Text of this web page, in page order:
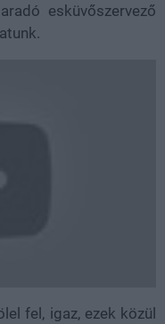
esküvőszervező
fel, igaz, ezek közül